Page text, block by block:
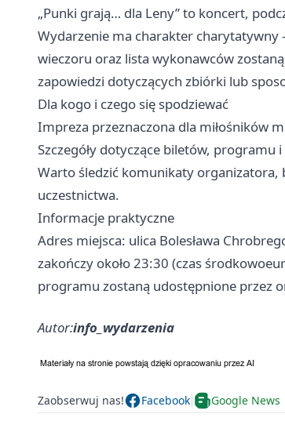
„Punki grają… dla Leny” to koncert,
Wydarzenie ma charakter
wieczoru oraz lista wykonawców
zapowiedzi dotyczących zbiórki lub
Dla kogo i czego się spodziewać
Impreza przeznaczona dla miłośników
Szczegóły dotyczące biletów, programu
Warto śledzić komunikaty organizatora,
uczestnictwa.
Informacje praktyczne
Adres miejsca: ulica Bolesława
zakończy około 23:30 (czas
programu zostaną udostępnione przez
Autor:info_wydarzenia
Zaobserwuj nas! Facebook Google News